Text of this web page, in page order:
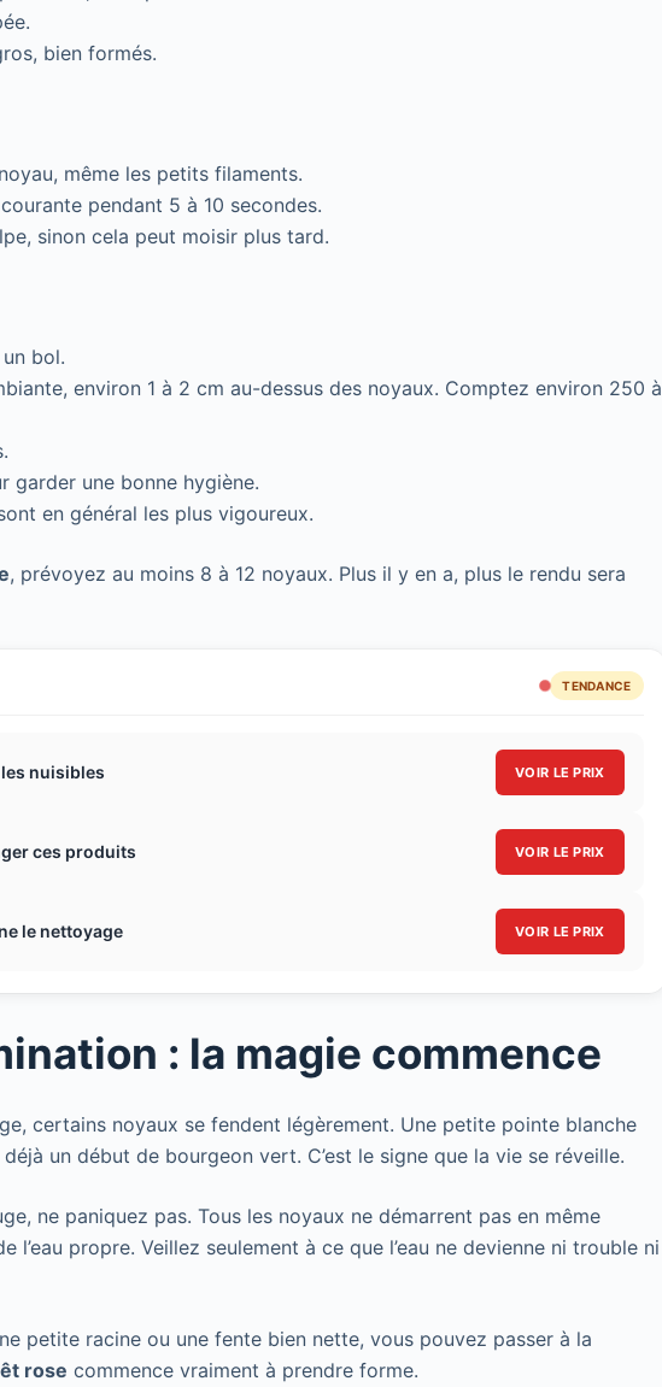
bien formés.
même les petits filaments.
pendant 5 à 10 secondes.
sinon cela peut moisir plus tard.
bol.
environ 1 à 2 cm au-dessus des noyaux. Comptez environ 250 à
garder une bonne hygiène.
en général les plus vigoureux.
, prévoyez au moins 8 à 12 noyaux. Plus il y en a, plus le rendu sera
TENDANCE
nuisibles VOIR LE PRIX
ces produits VOIR LE PRIX
le nettoyage VOIR LE PRIX
: la magie commence
certains noyaux se fendent légèrement. Une petite pointe blanche
un début de bourgeon vert. C’est le signe que la vie se réveille.
ne paniquez pas. Tous les noyaux ne démarrent pas en même
l’eau propre. Veillez seulement à ce que l’eau ne devienne ni trouble ni
petite racine ou une fente bien nette, vous pouvez passer à la
rose commence vraiment à prendre forme.